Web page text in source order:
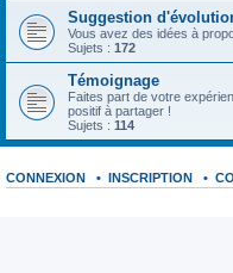
Suggestion
Vous avez des idées à
Sujets : 172
Témoignage
Faites part de votre
positif à partager !
Sujets : 114
CONNEXION • INSCRIPTION •